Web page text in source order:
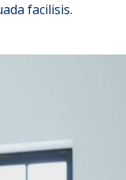
facilisis.